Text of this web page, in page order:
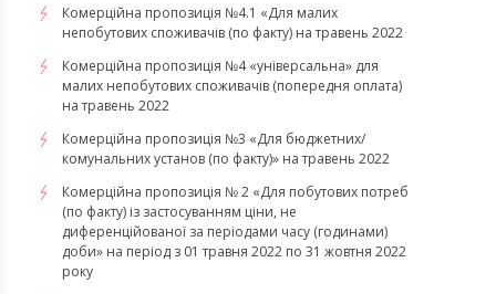
Комерційна пропозиція №4.1 «Для малих
непобутових споживачів (по факту) на травень 2022
Комерційна пропозиція №4 «універсальна» для
малих непобутових споживачів (попередня оплата)
на травень 2022
Комерційна пропозиція №3 «Для бюджетних/
комунальних установ (по факту)» на травень 2022
Комерційна пропозиція № 2 «Для побутових потреб
(по факту) із застосуванням ціни, не
диференційованої за періодами часу (годинами)
доби» на період з 01 травня 2022 по 31 жовтня 2022
року